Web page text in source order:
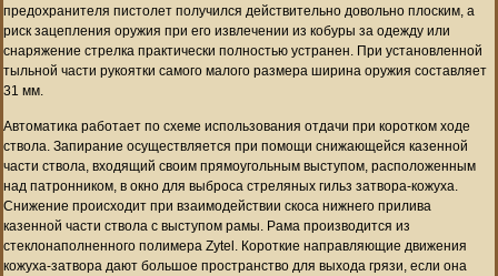
предохранителя пистолет получился действительно довольно плоским, а
риск зацепления оружия при его извлечении из кобуры за одежду или
снаряжение стрелка практически полностью устранен. При установленной
тыльной части рукоятки самого малого размера ширина оружия составляет
31 мм.
Автоматика работает по схеме использования отдачи при коротком ходе
ствола. Запирание осуществляется при помощи снижающейся казенной
части ствола, входящий своим прямоугольным выступом, расположенным
над патронником, в окно для выброса стреляных гильз затвора-кожуха.
Снижение происходит при взаимодействии скоса нижнего прилива
казенной части ствола с выступом рамы. Рама производится из
стеклонаполненного полимера Zytel. Короткие направляющие движения
кожуха-затвора дают большое пространство для выхода грязи, если она